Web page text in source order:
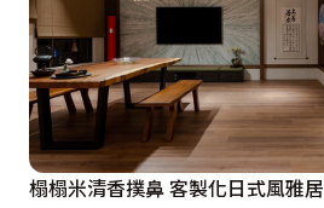
榻榻米清香撲鼻 客製化日式風雅居